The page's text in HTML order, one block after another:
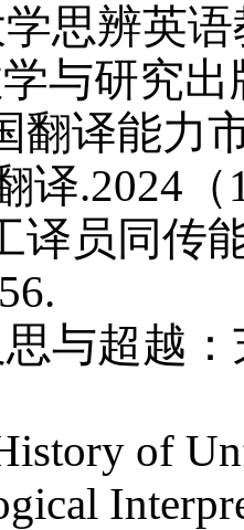
思辨英
与研究出
翻译能力
译.2024（
译员同传
与超越
of